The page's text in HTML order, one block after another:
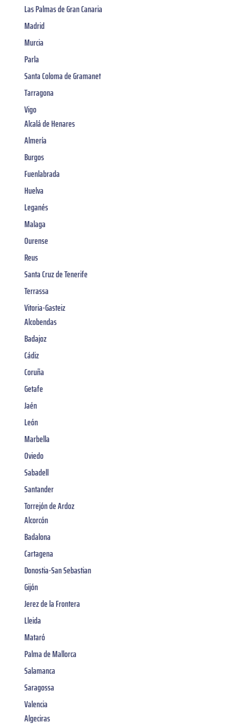
Las Palmas de Gran Canaria
Madrid
Murcia
Parla
Santa Coloma de Gramanet
Tarragona
Vigo
Alcalá de Henares
Almería
Burgos
Fuenlabrada
Huelva
Leganés
Malaga
Ourense
Reus
Santa Cruz de Tenerife
Terrassa
Vitoria-Gasteiz
Alcobendas
Badajoz
Cádiz
Coruña
Getafe
Jaén
León
Marbella
Oviedo
Sabadell
Santander
Torrejón de Ardoz
Alcorcón
Badalona
Cartagena
Donostia-San Sebastian
Gijón
Jerez de la Frontera
Lleida
Mataró
Palma de Mallorca
Salamanca
Saragossa
Valencia
Algeciras